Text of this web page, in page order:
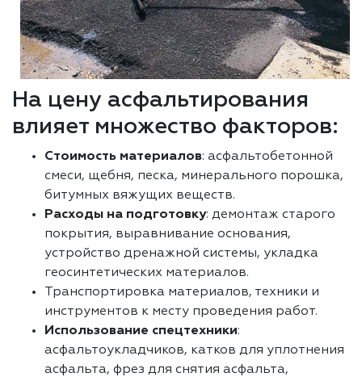
На цену асфальтирования
влияет множество факторов:
Стоимость материалов: асфальтобетонной
смеси, щебня, песка, минерального порошка,
битумных вяжущих веществ.
Расходы на подготовку: демонтаж старого
покрытия, выравнивание основания,
устройство дренажной системы, укладка
геосинтетических материалов.
Транспортировка материалов, техники и
инструментов к месту проведения работ.
Использование спецтехники:
асфальтоукладчиков, катков для уплотнения
асфальта, фрез для снятия асфальта,